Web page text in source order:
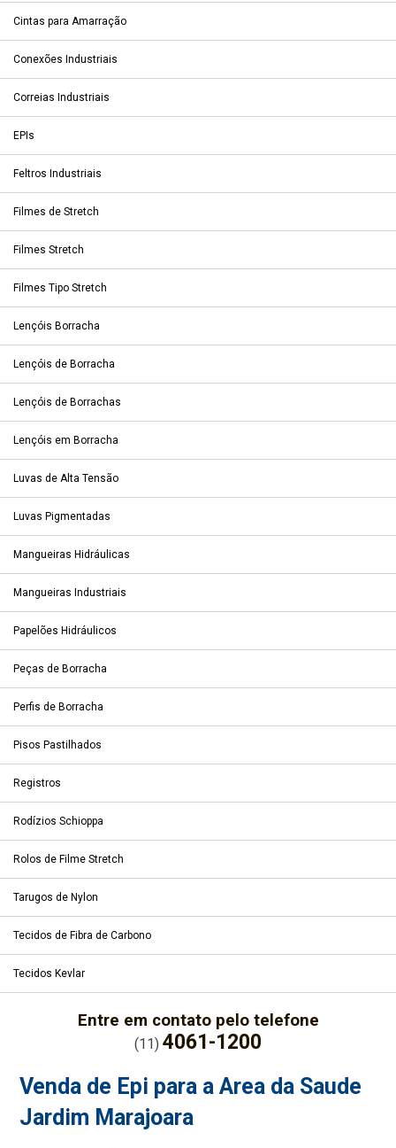
Cintas para Amarração
Conexões Industriais
Correias Industriais
EPIs
Feltros Industriais
Filmes de Stretch
Filmes Stretch
Filmes Tipo Stretch
Lençóis Borracha
Lençóis de Borracha
Lençóis de Borrachas
Lençóis em Borracha
Luvas de Alta Tensão
Luvas Pigmentadas
Mangueiras Hidráulicas
Mangueiras Industriais
Papelões Hidráulicos
Peças de Borracha
Perfis de Borracha
Pisos Pastilhados
Registros
Rodízios Schioppa
Rolos de Filme Stretch
Tarugos de Nylon
Tecidos de Fibra de Carbono
Tecidos Kevlar
Entre em contato pelo telefone
(11) 4061-1200
Venda de Epi para a Area da Saude
Jardim Marajoara